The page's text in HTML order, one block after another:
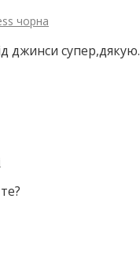
чорна
джинси супер,дякую.